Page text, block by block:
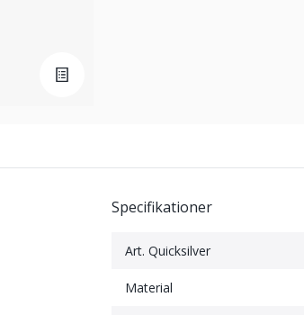
Specifikationer
Art. Quicksilver
Material